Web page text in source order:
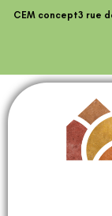
principal
CEM concept3 rue